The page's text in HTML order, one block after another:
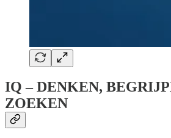
IQ – DENKEN,
ZOEKEN